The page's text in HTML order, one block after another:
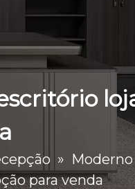
»
para venda